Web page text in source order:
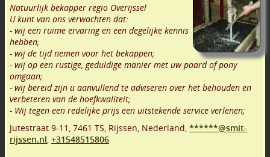
Natuurlijk bekapper regio Overijssel
U kunt van ons verwachten dat:
- wij een ruime ervaring en een degelijke kennis
hebben;
- wij de tijd nemen voor het bekappen;
- wij op een rustige, geduldige manier met uw paard of pony
omgaan;
- wij bereid zijn u aanvullend te adviseren over het behouden en
verbeteren van de hoefkwaliteit;
- Wij tegen een redelijke prijs een uitstekende service verlenen;
Jutestraat 9-11 , 7461 TS, Rijssen, Nederland, ******@smit-
rijssen.nl, +31548515806